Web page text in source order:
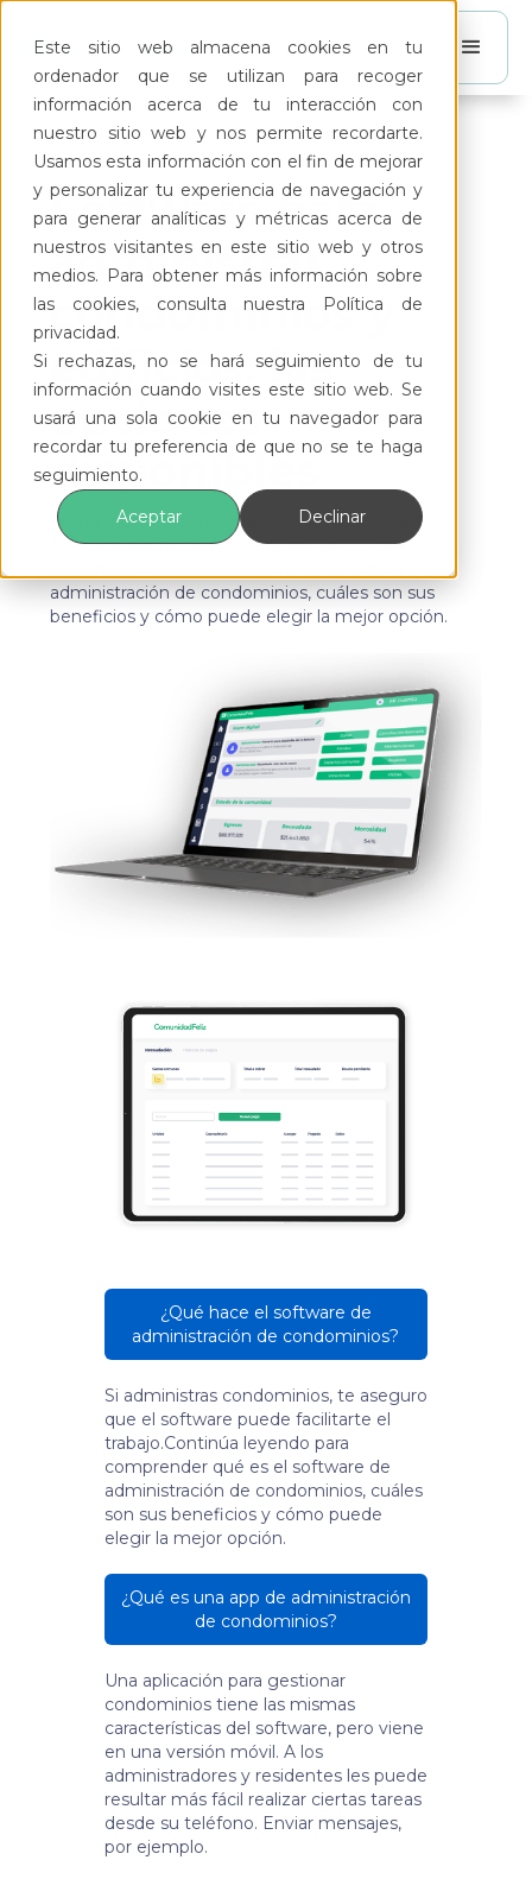
Este sitio web almacena cookies en tu
ordenador que se utilizan para recoger
información acerca de tu interacción con
nuestro sitio web y nos permite recordarte.
Usamos esta información con el fin de mejorar
y personalizar tu experiencia de navegación y
para generar analíticas y métricas acerca de
nuestros visitantes en este sitio web y otros
medios. Para obtener más información sobre
las cookies, consulta nuestra Política de
privacidad.
Si rechazas, no se hará seguimiento de tu
información cuando visites este sitio web. Se
usará una sola cookie en tu navegador para
recordar tu preferencia de que no se te haga
seguimiento.
Aceptar
Declinar
Software para
administrar
condominios y
edificios: las
opciones
disponibles
Si administras condominios, te aseguro que el
software puede facilitarte el trabajo. Continúa
administración de condominios, cuáles son sus
beneficios y cómo puede elegir la mejor opción.
¿Qué hace el software de
administración de condominios?
Si administras condominios, te aseguro
que el software puede facilitarte el
trabajo.Continúa leyendo para
comprender qué es el software de
administración de condominios, cuáles
son sus beneficios y cómo puede
elegir la mejor opción.
¿Qué es una app de administración
de condominios?
Una aplicación para gestionar
condominios tiene las mismas
características del software, pero viene
en una versión móvil. A los
administradores y residentes les puede
resultar más fácil realizar ciertas tareas
desde su teléfono. Enviar mensajes,
por ejemplo.